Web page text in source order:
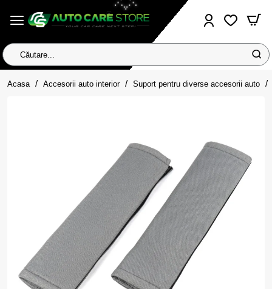
Căutare...
Acasa homeAccesorii auto interior Suport pentru diverse accesorii auto